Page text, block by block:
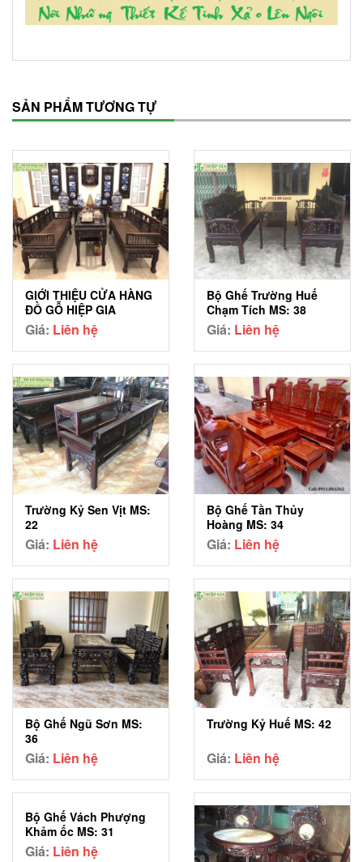
SẢN PHẨM TƯƠNG TỰ
GIỚI THIỆU CỬA HÀNG
ĐỒ GỖ HIỆP GIA
Giá: Liên hệ
Bộ Ghế Trường Huế
Chạm Tích MS: 38
Giá: Liên hệ
Trường Kỷ Sen Vịt MS:
22
Giá: Liên hệ
Bộ Ghế Tần Thủy
Hoàng MS: 34
Giá: Liên hệ
Bộ Ghế Ngũ Sơn MS:
36
Giá: Liên hệ
Trường Kỷ Huế MS: 42
Giá: Liên hệ
Bộ Ghế Vách Phượng
Khảm ốc MS: 31
Giá: Liên hệ